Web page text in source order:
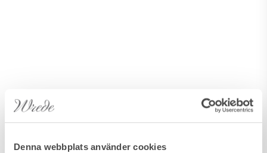
Denna webbplats använder cookies